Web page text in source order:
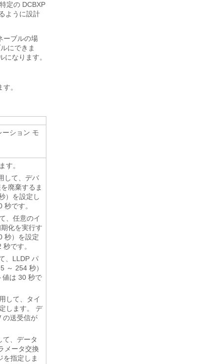
定の DCBXP
ように設計
ーブルの場
にできま
なります。
。
ーション モ
す。
して、デバ
廃棄するま
）を設定し
です。
、任意のイ
化を実行す
秒）を設定
です。
、LLDP パ
～ 254 秒）
値は 30 秒で
して、タイ
します。 デ
の送受信が
て、データ
メータ交換
を指定しま